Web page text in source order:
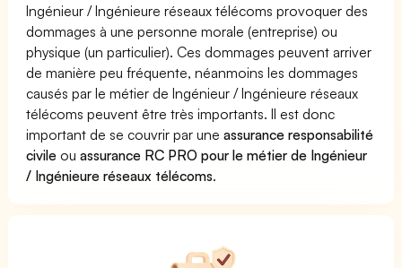
Ingénieur / Ingénieure réseaux télécoms provoquer des
dommages à une personne morale (entreprise) ou
physique (un particulier). Ces dommages peuvent arriver
de manière peu fréquente, néanmoins les dommages
causés par le métier de Ingénieur / Ingénieure réseaux
télécoms peuvent être très importants. Il est donc
important de se couvrir par uneassurance responsabilité
civile ouassurance RC PRO pour le métier de Ingénieur
/ Ingénieure réseaux télécoms.